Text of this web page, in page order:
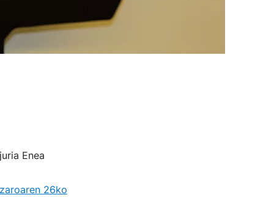
Enea
26ko